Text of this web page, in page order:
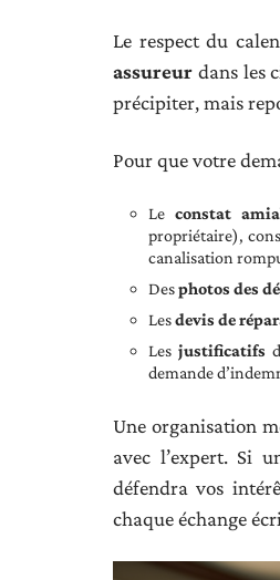
Le respect du
assureur dans les
précipiter, mais
Pour que votre
Leconstat
propriétaire),
canalisation
Desphotos des
Lesdevis de
Lesjustificatifs
demande
Une organisation
avec l’expert. Si
défendra vos
chaque échange